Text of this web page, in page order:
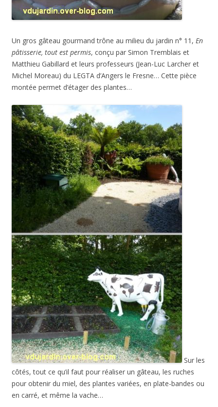
Un gros gâteau gourmand trône au milieu du jardin n° 11, En
pâtisserie, tout est permis, conçu par Simon Tremblais et
Matthieu Gabillard et leurs professeurs (Jean-Luc Larcher et
Michel Moreau) du LEGTA d’Angers le Fresne… Cette pièce
montée permet d’étager des plantes…
Sur les
côtés, tout ce qu’il faut pour réaliser un gâteau, les ruches
pour obtenir du miel, des plantes variées, en plate-bandes ou
en carré, et même la vache…